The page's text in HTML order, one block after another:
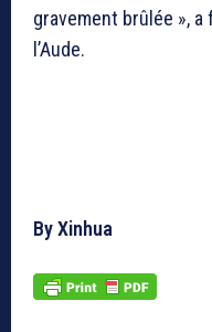
gravement brûlée »,
l’Aude.
By Xinhua